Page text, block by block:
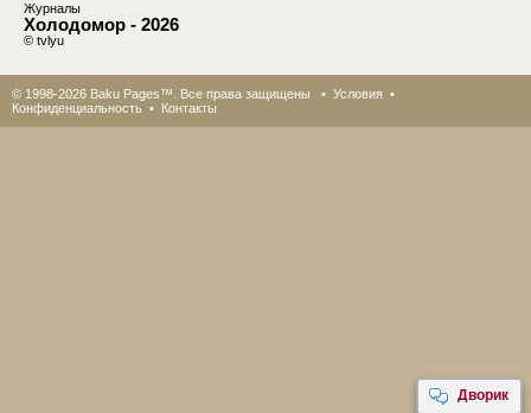
Дворик
Журналы
Холодомор - 2026
© tvlyu
© 1998-2026 Baku Pages™. Все права защищены • Условия •
Конфиденциальность • Контакты